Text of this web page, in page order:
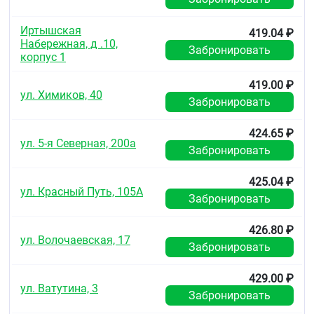
развития глаукомы. Парацетамол снижает
эффективность урикозурических лекарственных
средств. Фенирамин одновременно с
гипертоническому кризу, возбуждению,
Трициклические антидепрессанты усиливают
альфа-адреномиметическое действие
фенилэфрина, одновременное назначение
аритмии.
При одновременном назначении препарата с
барбитуратами, фенитоином, карбамазепином,
рифампицином и др. индукторами
микросомальных ферментов печени повышается
Иртышская
Набережная, д .10,
корпус 1
419.04 ₽
Забронировать
ул. Химиков, 40
419.00 ₽
Забронировать
ул. 5-я Северная, 200а
424.65 ₽
Забронировать
ул. Красный Путь, 105А
425.04 ₽
Забронировать
ул. Волочаевская, 17
426.80 ₽
Забронировать
ул. Ватутина, 3
429.00 ₽
Забронировать